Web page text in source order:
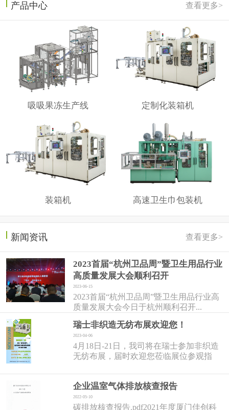
产品中心 查看更多>
吸吸果冻生产线 定制化装箱机
装箱机 高速卫生巾包装机
新闻资讯 查看更多>
2023首届“杭州卫品周”暨卫生用品行业
高质量发展大会顺利召开
2023-06-15
2023首届“杭州卫品周”暨卫生用品行业高
质量发展大会今日于杭州顺利召开...
瑞士非织造无纺布展欢迎您！
2023-04-06
4月18日-21日，我司将在瑞士参加非织造
无纺布展，届时欢迎您莅临展位参观指
企业温室气体排放核查报告
2022-05-10
碳排放核查报告.pdf2021年度厦门佳创科